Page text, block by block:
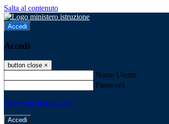
Salta al contenuto
Accedi
Accedi
button close ×
Nome Utente
Password
Password dimenticata?